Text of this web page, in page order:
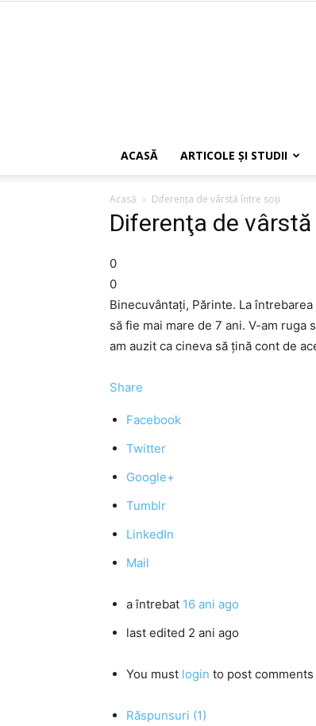
ACASĂ ARTICOLE ŞI STUDII
Acasă Diferenţa de vârstă între soţi
Diferenţa de
0
0
Binecuvântaţi, Părinte. La
să fie mai mare de 7 ani. V-am
am auzit ca cineva să ţină cont de
Share
Facebook
Twitter
Google+
Tumblr
LinkedIn
Mail
a întrebat 16 ani ago
last edited 2 ani ago
You must login to post comments
Răspunsuri (1)